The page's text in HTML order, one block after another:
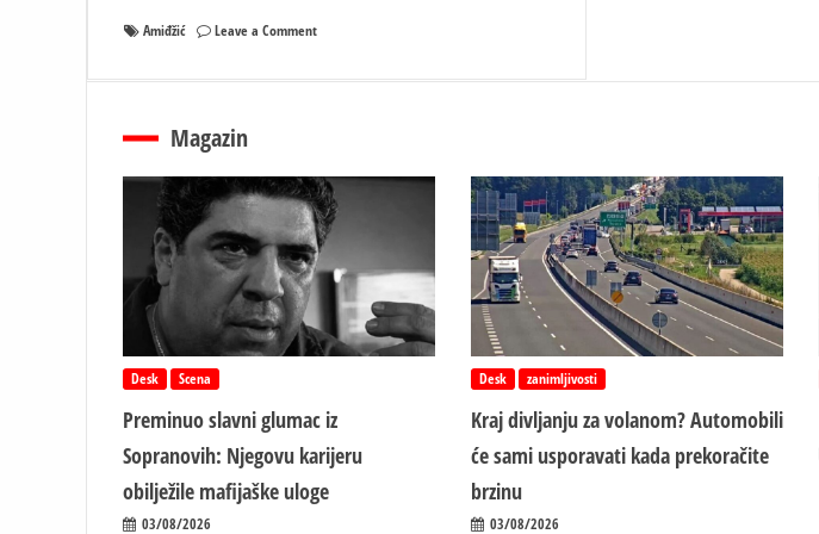
Amiđžić Leave a Commenton
nije
Ali..
Magazin
Desk Scena
Preminuo slavni glumac iz
Sopranovih: Njegovu karijeru
obilježile mafijaške uloge
03/08/2026
Desk zanimljivosti
Kraj divljanju za volanom? Automobili
će sami usporavati kada prekoračite
brzinu
03/08/2026